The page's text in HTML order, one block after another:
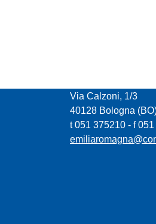
Via Calzoni, 1/3
40128 Bologna
t 051 375210 - f